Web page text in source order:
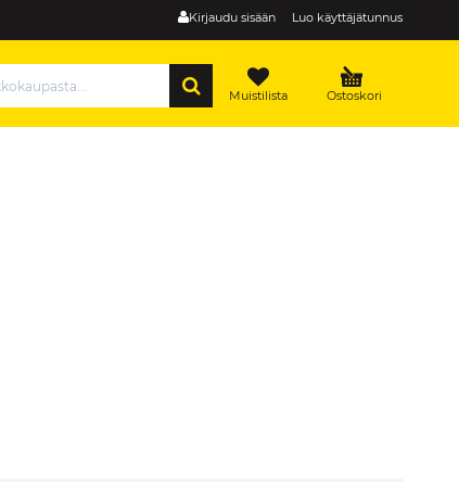
Kirjaudu sisään Luo käyttäjätunnus
Ostoskori
Muistilista